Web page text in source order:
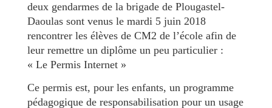
deux gendarmes de la brigade de Plougastel-
Daoulas sont venus le mardi 5 juin 2018
rencontrer les élèves de CM2 de l’école afin de
leur remettre un diplôme un peu particulier :
« Le Permis Internet »
Ce permis est, pour les enfants, un programme
pédagogique de responsabilisation pour un usage